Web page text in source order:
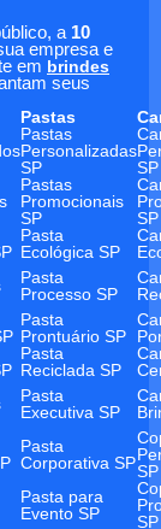
a 10
empresa e
em brindes
seus
Pastas
Pastas
Personalizadas
SP
SP
Pastas
Promocionais
SP
SP
Pasta
Ecológica SP
Pasta
Processo SP
Pasta
Prontuário SP
Pasta
Reciclada SP
Pasta
Executiva SP
Pasta
Corporativa SPSP
Pasta para
Evento SP
SP